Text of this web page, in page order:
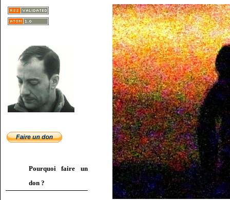
Pourquoi faire un
don ?